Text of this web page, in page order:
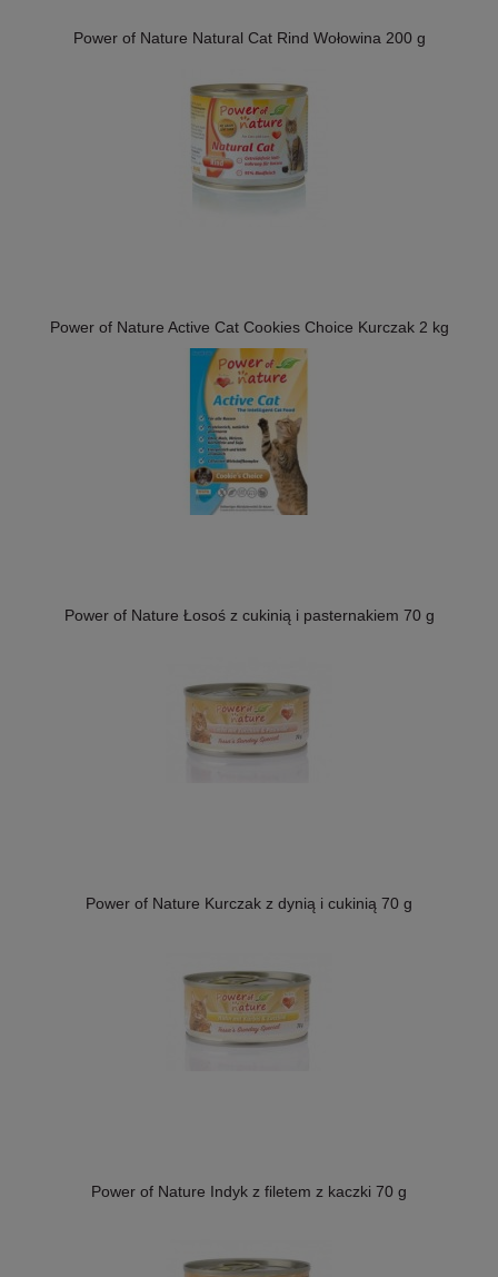
Power of Nature Natural Cat Rind Wołowina 200 g
Power of Nature Active Cat Cookies Choice Kurczak 2 kg
Power of Nature Łosoś z cukinią i pasternakiem 70 g
Power of Nature Kurczak z dynią i cukinią 70 g
Power of Nature Indyk z filetem z kaczki 70 g